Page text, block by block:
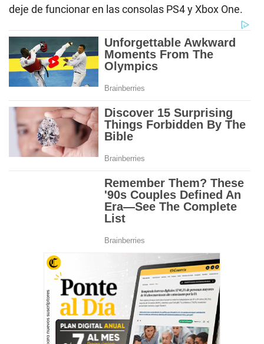
deje de funcionar en las consolas PS4 y Xbox One.